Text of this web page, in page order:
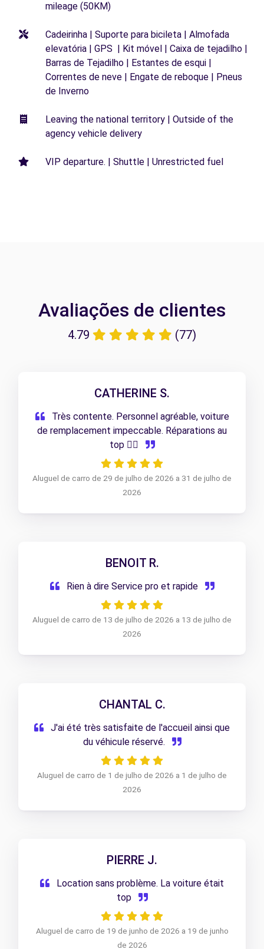
mileage (50KM)
Cadeirinha | Suporte para bicileta | Almofada
elevatória | GPS | Kit móvel | Caixa de tejadilho |
Barras de Tejadilho | Estantes de esqui |
Correntes de neve | Engate de reboque | Pneus
de Inverno
Leaving the national territory | Outside of the
agency vehicle delivery
VIP departure. | Shuttle | Unrestricted fuel
Avaliações de clientes
4.79 (77)
CATHERINE S.
Très contente. Personnel agréable, voiture
de remplacement impeccable. Réparations au
top 👍🏻
Aluguel de carro de 29 de julho de 2026 a 31 de julho de
2026
BENOIT R.
Rien à dire Service pro et rapide
Aluguel de carro de 13 de julho de 2026 a 13 de julho de
2026
CHANTAL C.
J'ai été très satisfaite de l'accueil ainsi que
du véhicule réservé.
Aluguel de carro de 1 de julho de 2026 a 1 de julho de
2026
PIERRE J.
Location sans problème. La voiture était
top
Aluguel de carro de 19 de junho de 2026 a 19 de junho
de 2026